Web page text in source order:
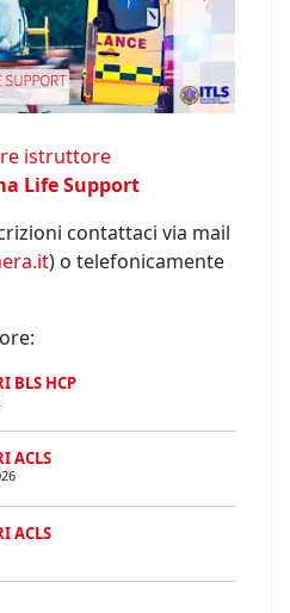
istruttore
Life Support
contattaci via mail
) o telefonicamente
BLS HCP
ACLS
ACLS